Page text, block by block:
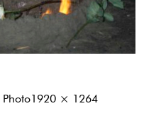
PhotoOriginalgröße
1920 × 1264